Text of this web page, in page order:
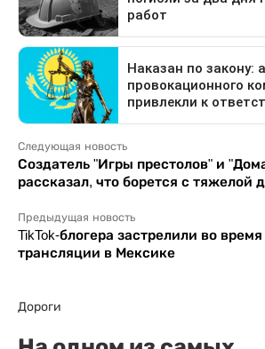
Следующая новость
Создатель "Игры престолов" и
рассказал, что борется с тяжелой
Предыдущая новость
TikTok-блогера застрелили во
трансляции в Мексике
Дороги